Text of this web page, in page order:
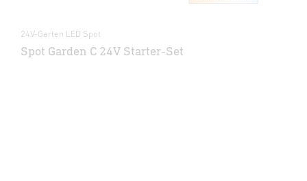
24V-Garten LED Spot
Spot Garden C 24V Starter-Set